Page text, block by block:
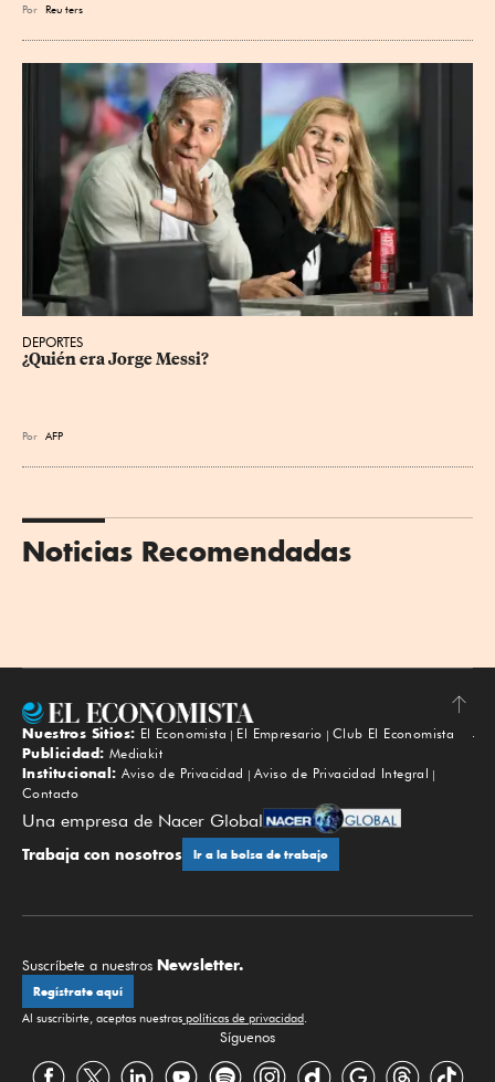
Por Reu ters
DEPORTES
¿Quién era Jorge Messi?
Por AFP
Noticias Recomendadas
Subir
Nuestros Sitios: El Economista El Empresario
Club El Economista
Publicidad: Mediakit
Institucional: Aviso de Privacidad
Aviso de Privacidad Integral
Contacto
Una empresa de Nacer Global
Trabaja con nosotros Ir a la bolsa de trabajo
Suscríbete a nuestros Newsletter.
Regístrate aquí
Al suscribirte, aceptas nuestras políticas de privacidad.
Síguenos